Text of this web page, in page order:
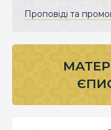
Проповіді та